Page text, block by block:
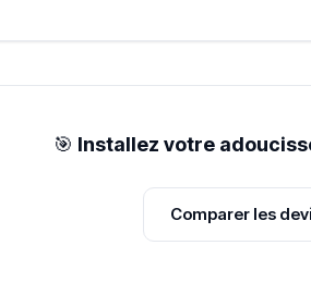
🎯 Installez votre
Comparer les